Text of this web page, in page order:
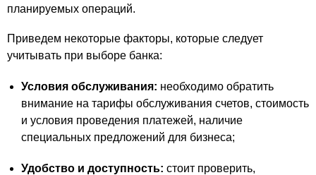
планируемых операций.
Приведем некоторые факторы, которые следует
учитывать при выборе банка:
Условия обслуживания: необходимо обратить
внимание на тарифы обслуживания счетов, стоимость
и условия проведения платежей, наличие
специальных предложений для бизнеса;
Удобство и доступность: стоит проверить,